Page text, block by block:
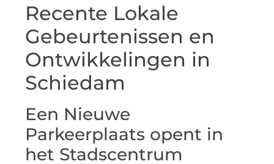
Recente Lokale
Gebeurtenissen en
Ontwikkelingen in
Schiedam
Een Nieuwe
Parkeerplaats opent in
het Stadscentrum